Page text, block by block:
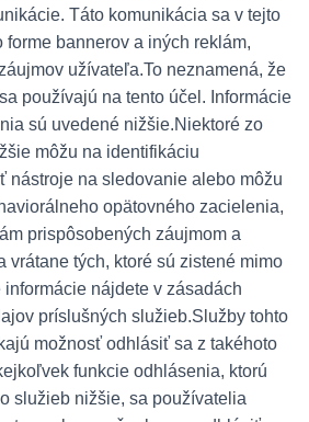
Táto komunikácia sa v tejto
bannerov a iných reklám,
užívateľa.To neznamená, že
používajú na tento účel. Informácie
sú uvedené nižšie.Niektoré zo
môžu na identifikáciu
nástroje na sledovanie alebo môžu
opätovného zacielenia,
prispôsobených záujmom a
vrátane tých, ktoré sú zistené mimo
nájdete v zásadách
príslušných služieb.Služby tohto
možnosť odhlásiť sa z takéhoto
funkcie odhlásenia, ktorú
služieb nižšie, sa používatelia